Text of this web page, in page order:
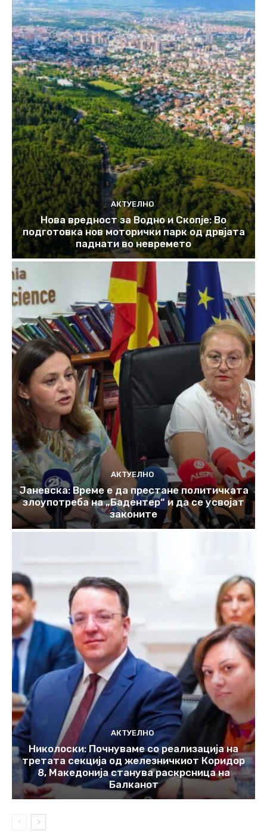
АКТУЕЛНО
Нова вредност за Водно и Скопје: Во
подготовка нов моторички парк од дрвјата
паднати во невремето
АКТУЕЛНО
Јаневска: Време е да престане политичката
злоупотреба на „Бадентер“ и да се усвојат
законите
АКТУЕЛНО
Николоски: Почнуваме со реализација на
третата секција од железничкиот Коридор
8, Македонија станува раскрсница на
Балканот